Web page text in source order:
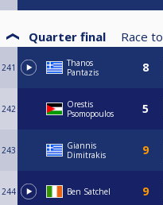
Quarter final Race to
241
Thanos
Pantazis
242
Orestis
Psomopoulos
243
Giannis
Dimitrakis
244 Ben Satchel